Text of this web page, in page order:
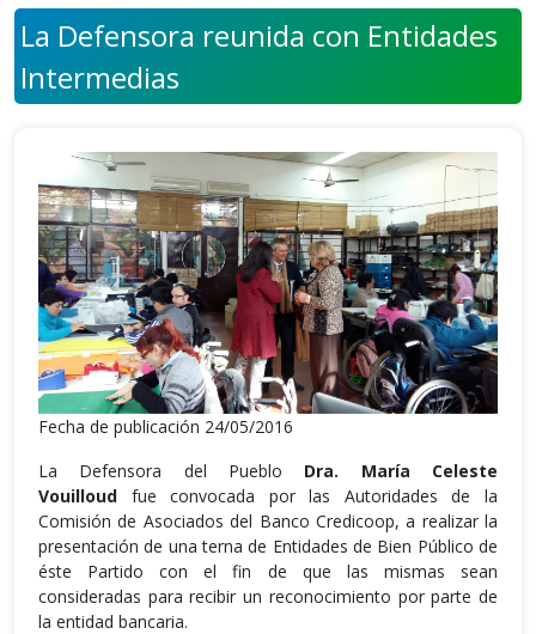
La Defensora reunida con Entidades
Intermedias
Fecha de publicación 24/05/2016
La Defensora del Pueblo Dra. María Celeste
Vouilloud fue convocada por las Autoridades de la
Comisión de Asociados del Banco Credicoop, a realizar la
presentación de una terna de Entidades de Bien Público de
éste Partido con el fin de que las mismas sean
consideradas para recibir un reconocimiento por parte de
la entidad bancaria.